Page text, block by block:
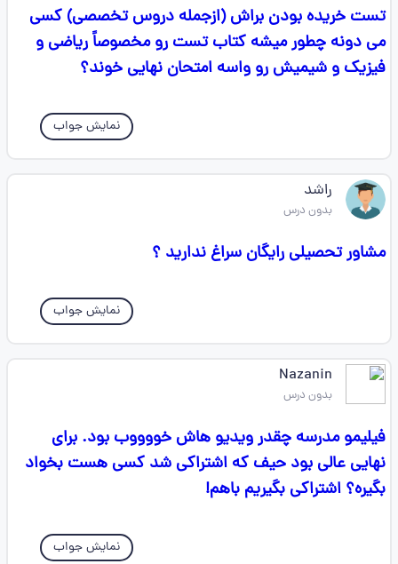
تست خریده بودن براش (ازجمله دروس تخصصی) کسی
می دونه چطور میشه کتاب تست رو مخصوصاً ریاضی و
فیزیک و شیمیش رو واسه امتحان نهایی خوند؟
نمایش جواب
راشد
بدون درس
مشاور تحصیلی رایگان سراغ ندارید ؟
نمایش جواب
Nazanin
بدون درس
فیلیمو مدرسه چقدر ویدیو هاش خووووب بود‌. برای
نهایی عالی بود حیف که اشتراکی شد کسی هست بخواد
بگیره؟ اشتراکی بگیریم باهم!
نمایش جواب